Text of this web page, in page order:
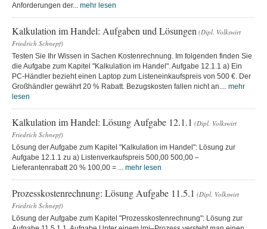
Anforderungen der... mehr lesen
Kalkulation im Handel: Aufgaben und Lösungen (Dipl. Volkswirt
Friedrich Schnepf)
Testen Sie Ihr Wissen in Sachen Kostenrechnung. Im folgenden finden Sie
die Aufgabe zum Kapitel "Kalkulation im Handel". Aufgabe 12.1.1 a) Ein
PC-Händler bezieht einen Laptop zum Listeneinkaufspreis von 500 €. Der
Großhändler gewährt 20 % Rabatt. Bezugskosten fallen nicht an.... mehr
lesen
Kalkulation im Handel: Lösung Aufgabe 12.1.1 (Dipl. Volkswirt
Friedrich Schnepf)
Lösung der Aufgabe zum Kapitel "Kalkulation im Handel": Lösung zur
Aufgabe 12.1.1 zu a) Listenverkaufspreis 500,00 500,00 –
Lieferantenrabatt 20 % 100,00 = ... mehr lesen
Prozesskostenrechnung: Lösung Aufgabe 11.5.1 (Dipl. Volkswirt
Friedrich Schnepf)
Lösung der Aufgabe zum Kapitel "Prozesskostenrechnung": Lösung zur